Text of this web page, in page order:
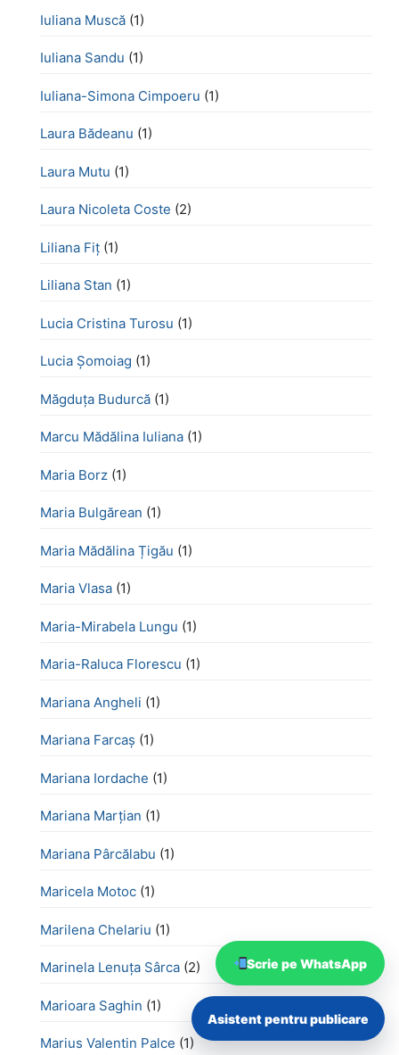
Iuliana Muscă (1)
Iuliana Sandu (1)
Iuliana-Simona Cimpoeru (1)
Laura Bădeanu (1)
Laura Mutu (1)
Laura Nicoleta Coste (2)
Liliana Fiț (1)
Liliana Stan (1)
Lucia Cristina Turosu (1)
Lucia Șomoiag (1)
Măgduța Budurcă (1)
Marcu Mădălina Iuliana (1)
Maria Borz (1)
Maria Bulgărean (1)
Maria Mădălina Țigău (1)
Maria Vlasa (1)
Maria-Mirabela Lungu (1)
Maria-Raluca Florescu (1)
Mariana Angheli (1)
Mariana Farcaș (1)
Mariana Iordache (1)
Mariana Marțian (1)
Mariana Pârcălabu (1)
Maricela Motoc (1)
Marilena Chelariu (1)
Marinela Lenuța Sârca (2)
Marioara Saghin (1)
Marius Valentin Palce (1)
Scrie pe WhatsApp
Asistent pentru publicare